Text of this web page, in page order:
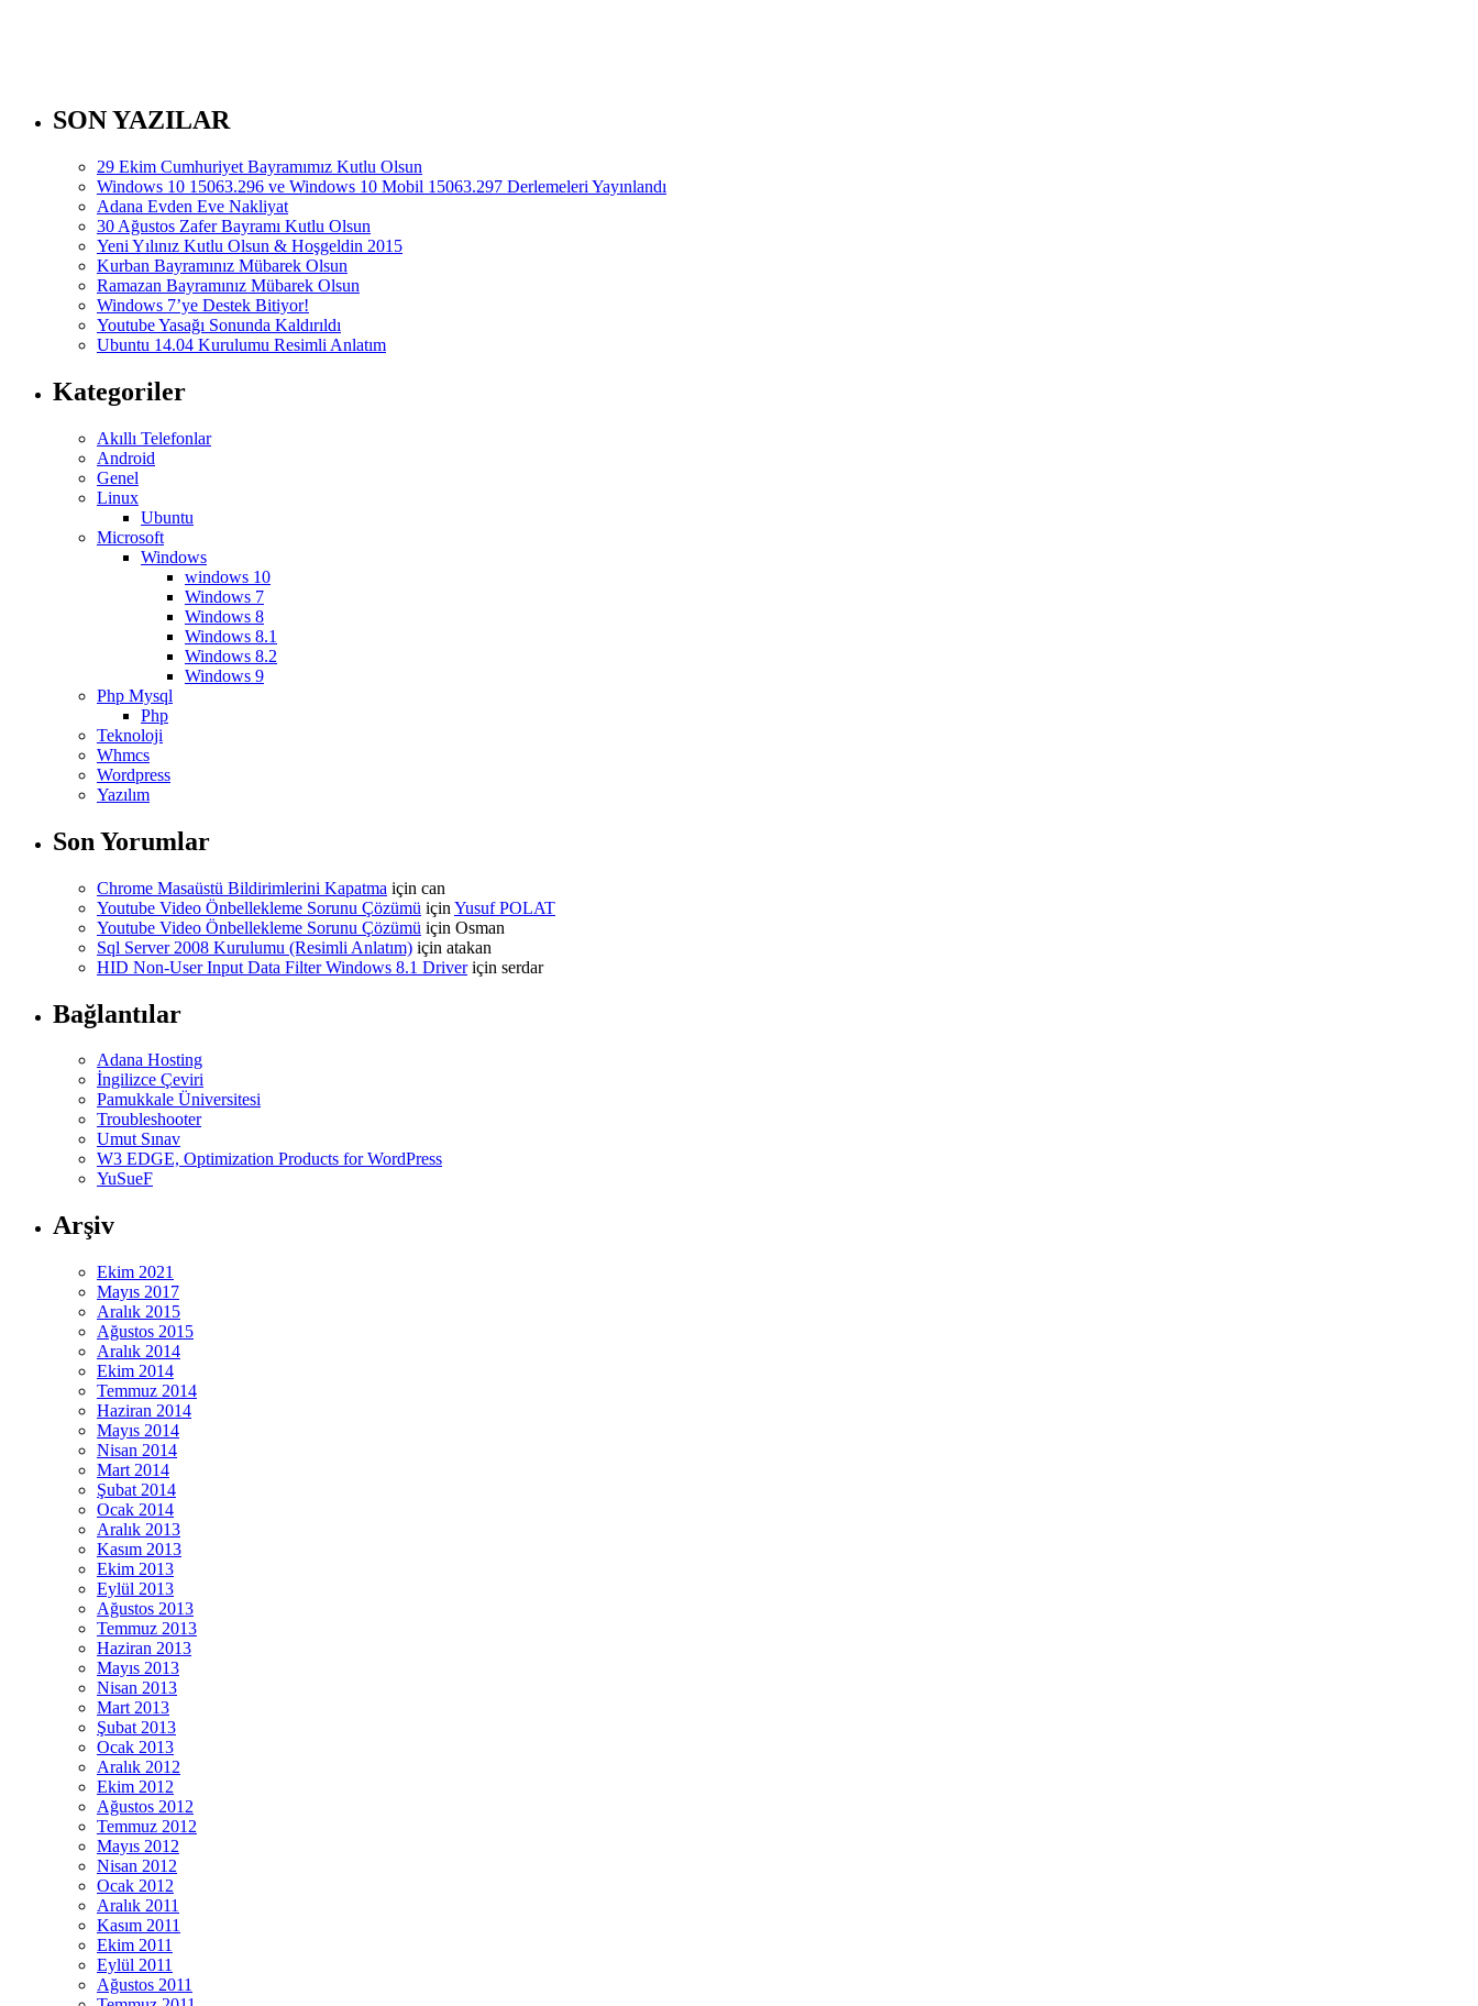
SON YAZILAR
29 Ekim Cumhuriyet Bayramımız Kutlu Olsun
Windows 10 15063.296 ve Windows 10 Mobil 15063.297 Derlemeleri Yayınlandı
Adana Evden Eve Nakliyat
30 Ağustos Zafer Bayramı Kutlu Olsun
Yeni Yılınız Kutlu Olsun & Hoşgeldin 2015
Kurban Bayramınız Mübarek Olsun
Ramazan Bayramınız Mübarek Olsun
Windows 7’ye Destek Bitiyor!
Youtube Yasağı Sonunda Kaldırıldı
Ubuntu 14.04 Kurulumu Resimli Anlatım
Kategoriler
Akıllı Telefonlar
Android
Genel
Linux
Ubuntu
Microsoft
Windows
windows 10
Windows 7
Windows 8
Windows 8.1
Windows 8.2
Windows 9
Php Mysql
Php
Teknoloji
Whmcs
Wordpress
Yazılım
Son Yorumlar
Chrome Masaüstü Bildirimlerini Kapatma için can
Youtube Video Önbellekleme Sorunu Çözümü için Yusuf POLAT
Youtube Video Önbellekleme Sorunu Çözümü için Osman
Sql Server 2008 Kurulumu (Resimli Anlatım) için atakan
HID Non-User Input Data Filter Windows 8.1 Driveriçin serdar
Bağlantılar
Adana Hosting
İngilizce Çeviri
Pamukkale Üniversitesi
Troubleshooter
Umut Sınav
W3 EDGE, Optimization Products for WordPress
YuSueF
Arşiv
Ekim 2021
Mayıs 2017
Aralık 2015
Ağustos 2015
Aralık 2014
Ekim 2014
Temmuz 2014
Haziran 2014
Mayıs 2014
Nisan 2014
Mart 2014
Şubat 2014
Ocak 2014
Aralık 2013
Kasım 2013
Ekim 2013
Eylül 2013
Ağustos 2013
Temmuz 2013
Haziran 2013
Mayıs 2013
Nisan 2013
Mart 2013
Şubat 2013
Ocak 2013
Aralık 2012
Ekim 2012
Ağustos 2012
Temmuz 2012
Mayıs 2012
Nisan 2012
Ocak 2012
Aralık 2011
Kasım 2011
Ekim 2011
Eylül 2011
Ağustos 2011